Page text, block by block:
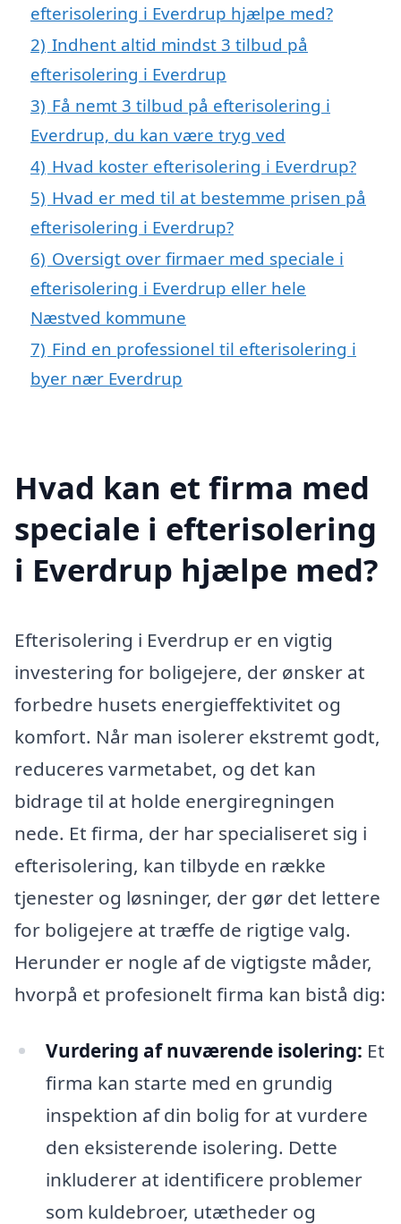
efterisolering i Everdrup hjælpe med?
2) Indhent altid mindst 3 tilbud på
efterisolering i Everdrup
3) Få nemt 3 tilbud på efterisolering i
Everdrup, du kan være tryg ved
4) Hvad koster efterisolering i Everdrup?
5) Hvad er med til at bestemme prisen på
efterisolering i Everdrup?
6) Oversigt over firmaer med speciale i
efterisolering i Everdrup eller hele
Næstved kommune
7) Find en professionel til efterisolering i
byer nær Everdrup
Hvad kan et firma med
speciale i efterisolering
i Everdrup hjælpe med?
Efterisolering i Everdrup er en vigtig
investering for boligejere, der ønsker at
forbedre husets energieffektivitet og
komfort. Når man isolerer ekstremt godt,
reduceres varmetabet, og det kan
bidrage til at holde energiregningen
nede. Et firma, der har specialiseret sig i
efterisolering, kan tilbyde en række
tjenester og løsninger, der gør det lettere
for boligejere at træffe de rigtige valg.
Herunder er nogle af de vigtigste måder,
hvorpå et profesionelt firma kan bistå dig:
Vurdering af nuværende isolering: Et
firma kan starte med en grundig
inspektion af din bolig for at vurdere
den eksisterende isolering. Dette
inkluderer at identificere problemer
som kuldebroer, utætheder og